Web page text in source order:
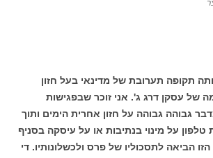
תקופה תערובת של מדינאי בעל חזון
של עסקן דרג ג'. אני זוכר שבפגישות
גבוהה גבוהה על חזון אחרית הימים ותוך
טלפון על מינוי בנתיבות או על עיסקה בסניף
הביאה לתסכוליו של פרס ולכשלונותיו. די